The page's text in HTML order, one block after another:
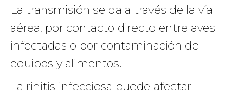
La transmisión se da a través de la vía
aérea, por contacto directo entre aves
infectadas o por contaminación de
equipos y alimentos.
La rinitis infecciosa puede afectar